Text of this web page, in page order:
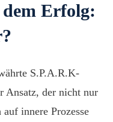
Erfolg:
S.P.A.R.K-
Ansatz, der nicht nur
innere Prozesse